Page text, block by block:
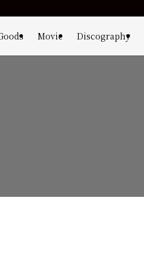
Movie Discography